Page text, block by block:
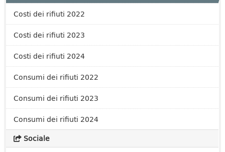
Costi dei rifiuti 2022
Costi dei rifiuti 2023
Costi dei rifiuti 2024
Consumi dei rifiuti 2022
Consumi dei rifiuti 2023
Consumi dei rifiuti 2024
Sociale